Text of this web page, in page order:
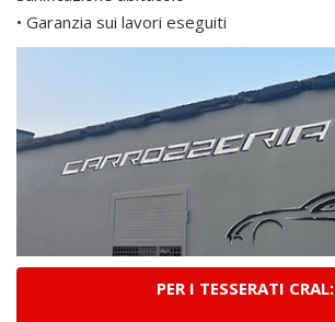
• Garanzia sui lavori eseguiti
PER I TESSERATI CRAL: